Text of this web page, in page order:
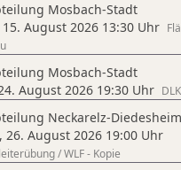
Mosbach-Stadt
August 2026 13:30 Uhr
Mosbach-Stadt
August 2026 19:30 Uhr DLK
Neckarelz-Diedesheim
26. August 2026 19:00 Uhr
/ WLF - Kopie